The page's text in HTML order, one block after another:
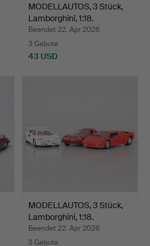
MODELLAUTOS, 3 Stück,
Lamborghini, 1:18.
Beendet 22. Apr 2026
3 Gebote
43 USD
MODELLAUTOS, 3 Stück,
Lamborghini, 1:18.
Beendet 22. Apr 2026
3 Gebote